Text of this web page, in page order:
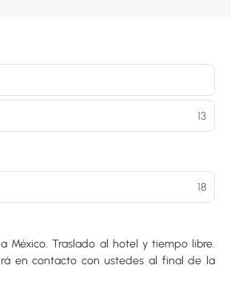
13
18
México. Traslado al hotel y tiempo libre.
en contacto con ustedes al final de la